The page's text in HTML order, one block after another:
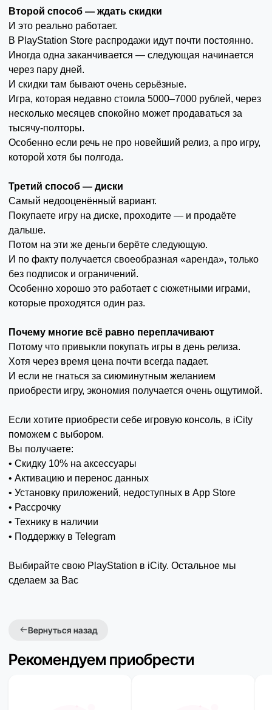
Второй способ — ждать скидки
И это реально работает.
В PlayStation Store распродажи идут почти постоянно.
Иногда одна заканчивается — следующая начинается
через пару дней.
И скидки там бывают очень серьёзные.
Игра, которая недавно стоила 5000–7000 рублей, через
несколько месяцев спокойно может продаваться за
тысячу-полторы.
Особенно если речь не про новейший релиз, а про игру,
которой хотя бы полгода.
Третий способ — диски
Самый недооценённый вариант.
Покупаете игру на диске, проходите — и продаёте
дальше.
Потом на эти же деньги берёте следующую.
И по факту получается своеобразная «аренда», только
без подписок и ограничений.
Особенно хорошо это работает с сюжетными играми,
которые проходятся один раз.
Почему многие всё равно переплачивают
Потому что привыкли покупать игры в день релиза.
Хотя через время цена почти всегда падает.
И если не гнаться за сиюминутным желанием
приобрести игру, экономия получается очень ощутимой.
Если хотите приобрести себе игровую консоль, в iCity
поможем с выбором.
Вы получаете:
• Скидку 10% на аксессуары
• Активацию и перенос данных
• Установку приложений, недоступных в App Store
• Рассрочку
• Технику в наличии
• Поддержку в Telegram
Выбирайте свою PlayStation в iCity. Остальное мы
сделаем за Вас
Вернуться назад
Рекомендуем приобрести